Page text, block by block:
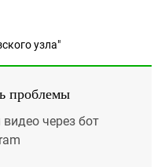
узла"
проблемы
через бот